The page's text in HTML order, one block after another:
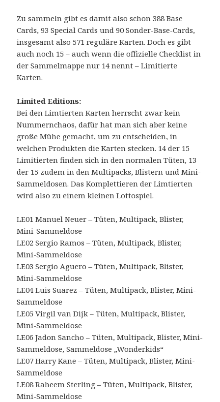
Zu sammeln gibt es damit also schon 388 Base
Cards, 93 Special Cards und 90 Sonder-Base-Cards,
insgesamt also 571 reguläre Karten. Doch es gibt
auch noch 15 – auch wenn die offizielle Checklist in
der Sammelmappe nur 14 nennt – Limitierte
Karten.
Limited Editions:
Bei den Limtierten Karten herrscht zwar kein
Nummernchaos, dafür hat man sich aber keine
große Mühe gemacht, um zu entscheiden, in
welchen Produkten die Karten stecken. 14 der 15
Limitierten finden sich in den normalen Tüten, 13
der 15 zudem in den Multipacks, Blistern und Mini-
Sammeldosen. Das Komplettieren der Limtierten
wird also zu einem kleinen Lottospiel.
LE01 Manuel Neuer – Tüten, Multipack, Blister,
Mini-Sammeldose
LE02 Sergio Ramos – Tüten, Multipack, Blister,
Mini-Sammeldose
LE03 Sergio Aguero – Tüten, Multipack, Blister,
Mini-Sammeldose
LE04 Luis Suarez – Tüten, Multipack, Blister, Mini-
Sammeldose
LE05 Virgil van Dijk – Tüten, Multipack, Blister,
Mini-Sammeldose
LE06 Jadon Sancho – Tüten, Multipack, Blister, Mini-
Sammeldose, Sammeldose „Wonderkids“
LE07 Harry Kane – Tüten, Multipack, Blister, Mini-
Sammeldose
LE08 Raheem Sterling – Tüten, Multipack, Blister,
Mini-Sammeldose